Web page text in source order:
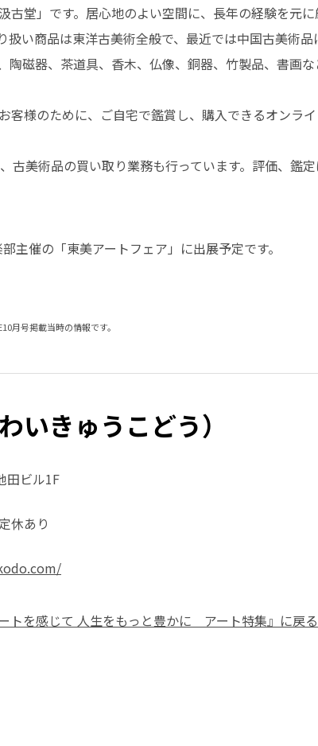
古堂」です。居心地のよい空間に、長年の経験を元
扱い商品は東洋古美術全般で、最近では中国古美術品
陶磁器、茶道具、香木、仏像、銅器、竹製品、書画
客様のために、ご自宅で鑑賞し、購入できるオンラ
古美術品の買い取り業務も行っています。評価、鑑定
主催の「東美アートフェア」に出展予定です。
月号掲載当時の情報です。
いきゅうこどう）
田ビル1F
休あり
トを感じて 人生をもっと豊かに アート特集』に戻る